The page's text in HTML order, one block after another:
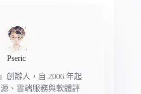
Pseric
創辦人，自 2006 年起
、雲端服務與軟體評